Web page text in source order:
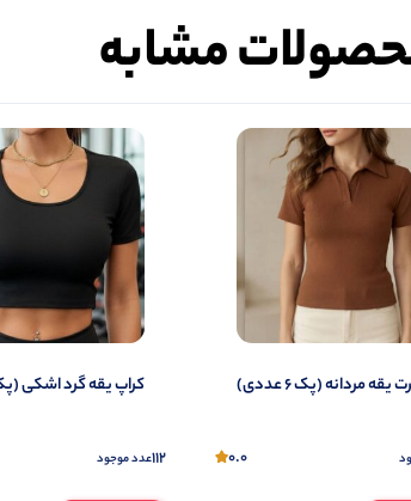
مشابه
مردانه (پک 6 عددی)
0.0
کراپ یقه گرد اشکی (پک 4
112عدد موجود